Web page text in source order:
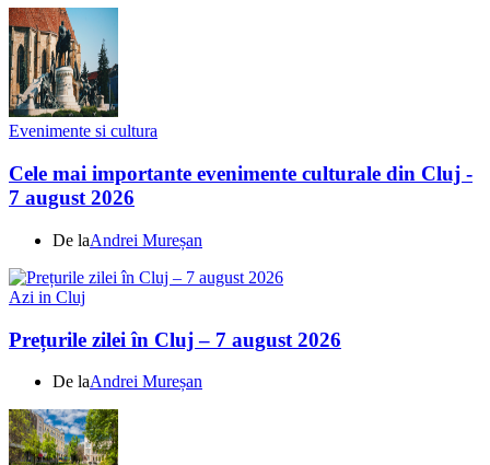
Evenimente si cultura
Cele mai importante evenimente culturale din Cluj -
7 august 2026
De laAndrei Mureșan
Azi in Cluj
Prețurile zilei în Cluj – 7 august 2026
De laAndrei Mureșan